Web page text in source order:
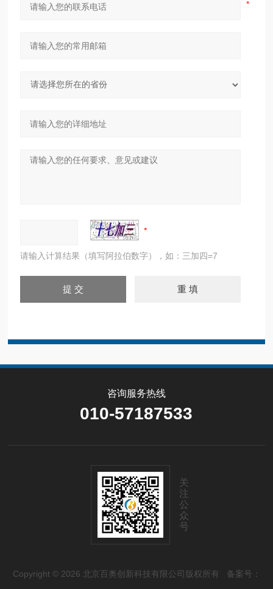
请输入计算结果（填写阿拉伯数字），如：三加四=7
咨询服务热线
010-57187533
关
注
公
众
号
Copyright © 2026 北京百奥创新科技有限公司版权所有 备案号：